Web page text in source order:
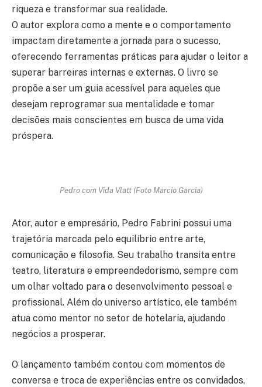
riqueza e transformar sua realidade.
O autor explora como a mente e o comportamento
impactam diretamente a jornada para o sucesso,
oferecendo ferramentas práticas para ajudar o leitor a
superar barreiras internas e externas. O livro se
propõe a ser um guia acessível para aqueles que
desejam reprogramar sua mentalidade e tomar
decisões mais conscientes em busca de uma vida
próspera.
Pedro com Vida Vlatt (Foto Marcio Garcia)
Ator, autor e empresário, Pedro Fabrini possui uma
trajetória marcada pelo equilíbrio entre arte,
comunicação e filosofia. Seu trabalho transita entre
teatro, literatura e empreendedorismo, sempre com
um olhar voltado para o desenvolvimento pessoal e
profissional. Além do universo artístico, ele também
atua como mentor no setor de hotelaria, ajudando
negócios a prosperar.
O lançamento também contou com momentos de
conversa e troca de experiências entre os convidados,